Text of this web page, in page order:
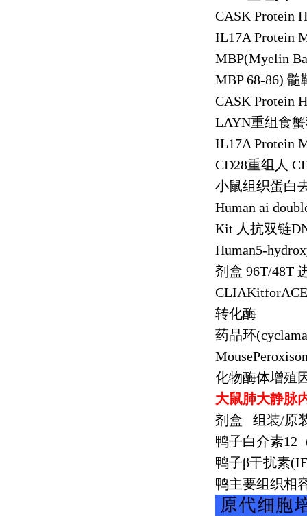
CASK Protein
IL17A Protein
MBP(Myelin
MBP 68-86) 髓
CASK Protein
LAYN重组食
IL17A Protein
CD28重组人
小鼠组织蛋白
Human ai
Kit 人抗双链
Human5-
剂盒 96T/48T
转化酶
药品环
化物酶体增殖
大鼠肺大静脉
剂盒
组装/原
鸭子白介素12
鸭子β干扰素
鸭主要组织相